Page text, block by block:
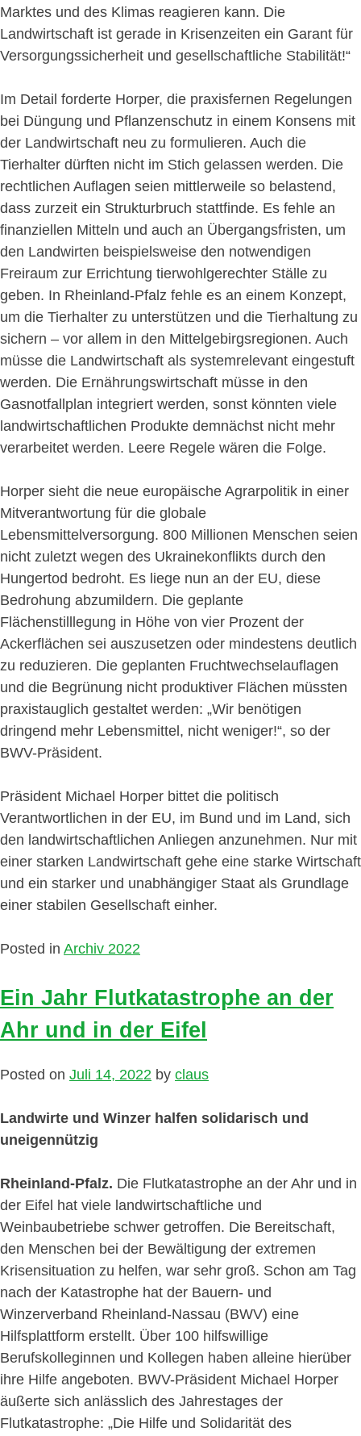
Marktes und des Klimas reagieren kann. Die
Landwirtschaft ist gerade in Krisenzeiten ein Garant für
Versorgungssicherheit und gesellschaftliche Stabilität!“
Im Detail forderte Horper, die praxisfernen Regelungen
bei Düngung und Pflanzenschutz in einem Konsens mit
der Landwirtschaft neu zu formulieren. Auch die
Tierhalter dürften nicht im Stich gelassen werden. Die
rechtlichen Auflagen seien mittlerweile so belastend,
dass zurzeit ein Strukturbruch stattfinde. Es fehle an
finanziellen Mitteln und auch an Übergangsfristen, um
den Landwirten beispielsweise den notwendigen
Freiraum zur Errichtung tierwohlgerechter Ställe zu
geben. In Rheinland-Pfalz fehle es an einem Konzept,
um die Tierhalter zu unterstützen und die Tierhaltung zu
sichern – vor allem in den Mittelgebirgsregionen. Auch
müsse die Landwirtschaft als systemrelevant eingestuft
werden. Die Ernährungswirtschaft müsse in den
Gasnotfallplan integriert werden, sonst könnten viele
landwirtschaftlichen Produkte demnächst nicht mehr
verarbeitet werden. Leere Regele wären die Folge.
Horper sieht die neue europäische Agrarpolitik in einer
Mitverantwortung für die globale
Lebensmittelversorgung. 800 Millionen Menschen seien
nicht zuletzt wegen des Ukrainekonflikts durch den
Hungertod bedroht. Es liege nun an der EU, diese
Bedrohung abzumildern. Die geplante
Flächenstilllegung in Höhe von vier Prozent der
Ackerflächen sei auszusetzen oder mindestens deutlich
zu reduzieren. Die geplanten Fruchtwechselauflagen
und die Begrünung nicht produktiver Flächen müssten
praxistauglich gestaltet werden: „Wir benötigen
dringend mehr Lebensmittel, nicht weniger!“, so der
BWV-Präsident.
Präsident Michael Horper bittet die politisch
Verantwortlichen in der EU, im Bund und im Land, sich
den landwirtschaftlichen Anliegen anzunehmen. Nur mit
einer starken Landwirtschaft gehe eine starke Wirtschaft
und ein starker und unabhängiger Staat als Grundlage
einer stabilen Gesellschaft einher.
Posted in Archiv 2022
Ein Jahr Flutkatastrophe an der
Ahr und in der Eifel
Posted on Juli 14, 2022 by claus
Landwirte und Winzer halfen solidarisch und
uneigennützig
Rheinland-Pfalz. Die Flutkatastrophe an der Ahr und in
der Eifel hat viele landwirtschaftliche und
Weinbaubetriebe schwer getroffen. Die Bereitschaft,
den Menschen bei der Bewältigung der extremen
Krisensituation zu helfen, war sehr groß. Schon am Tag
nach der Katastrophe hat der Bauern- und
Winzerverband Rheinland-Nassau (BWV) eine
Hilfsplattform erstellt. Über 100 hilfswillige
Berufskolleginnen und Kollegen haben alleine hierüber
ihre Hilfe angeboten. BWV-Präsident Michael Horper
äußerte sich anlässlich des Jahrestages der
Flutkatastrophe: „Die Hilfe und Solidarität des